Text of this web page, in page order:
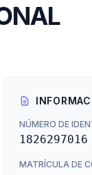
NÚMERO DE
1826297016
MATRÍCULA DE